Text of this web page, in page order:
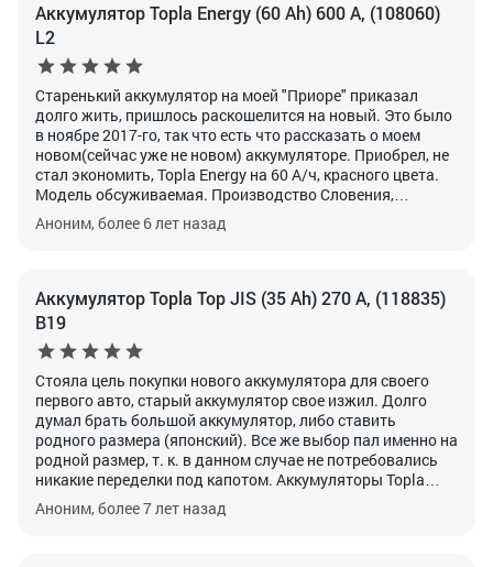
Аккумулятор Topla Energy (60 Ah) 600 А, (108060)
L2
Старенький аккумулятор на моей "Приоре" приказал
долго жить, пришлось раскошелится на новый. Это было
в ноябре 2017-го, так что есть что рассказать о моем
новом(сейчас уже не новом) аккумуляторе. Приобрел, не
стал экономить, Topla Energy на 60 А/ч, красного цвета.
Модель обсуживаемая. Производство Словения,
китайский не хотел принципиально.
успокоился-крутит мама не горюй! И в мороз, и в жару.
За все время использования электролит на месте, не
выкипел. Размер аккумулятора - (242x175x190) вроде как
евро-стандарт, на "посадочное" место в "Приоре"
установился как родной.
поставлю на зарядку. Оценка 5+. За свою жизнь
использовал много аккумуляторов. Этот пожалуй самый
беспроблемный.
Аноним, более 6 лет назад
Аккумулятор Topla Top JIS (35 Ah) 270 А, (118835)
B19
Стояла цель покупки нового аккумулятора для своего
первого авто, старый аккумулятор свое изжил. Долго
думал брать большой аккумулятор, либо ставить
родного размера (японский). Все же выбор пал именно на
родной размер, т. к. в данном случае не потребовались
никакие переделки под капотом. Аккумуляторы Topla
знакомы еще с 90ых годов, стояли у деда на машине, он
мне и посоветовал обратить взгляд на эту марку.
Аноним, более 7 лет назад